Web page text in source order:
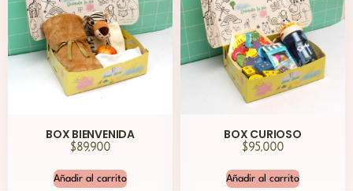
BOX BIENVENIDA
$89,900
Añadir al carrito
BOX CURIOSO
$95,000
Añadir al carrito